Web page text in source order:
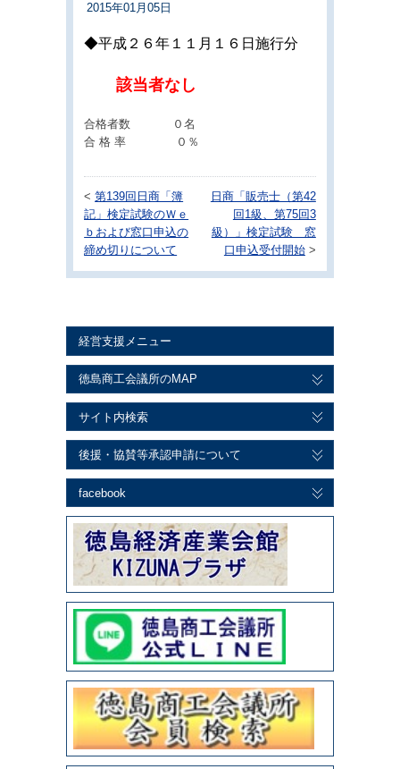
2015年01月05日
◆平成２６年１１月１６日施行分
該当者なし
合格者数 ０名
合 格 率 ０％
<第139回日商「簿
記」検定試験のＷｅ
ｂおよび窓口申込の
締め切りについて
日商「販売士（第42
回1級、第75回3
級）」検定試験 窓
口申込受付開始>
経営支援メニュー
徳島商工会議所のMAP
サイト内検索
後援・協賛等承認申請について
facebook